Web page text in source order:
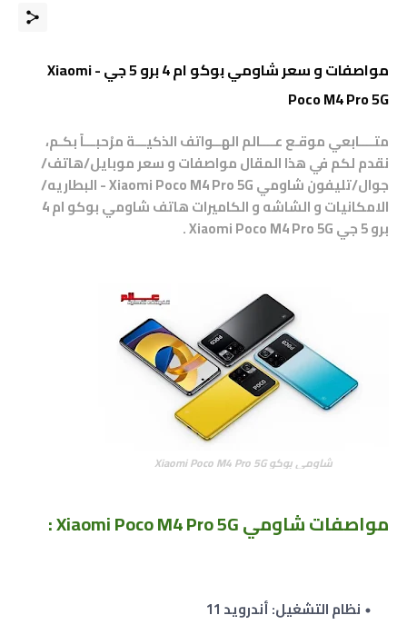
مواصفات و سعر شاومي بوكو ام 4 برو 5 جي - Xiaomi
Poco M4 Pro 5G
متــــابعي موقـع عــــالم الهــواتف الذكيـــة مرْحبـــاً بكـم،
نقدم لكم في هذا المقال مواصفات و سعر موبايل/هاتف/
جوال/تليفون شاومي Xiaomi Poco M4 Pro 5G - البطاريه/
الامكانيات و الشاشه و الكاميرات هاتف شاومي بوكو ام 4
برو5 جي Xiaomi Poco M4 Pro 5G .
شاومي بوكو Xiaomi Poco M4 Pro 5G
مواصفاتشاومي Xiaomi Poco M4 Pro 5G :
نظام التشغيل: أندرويد 11